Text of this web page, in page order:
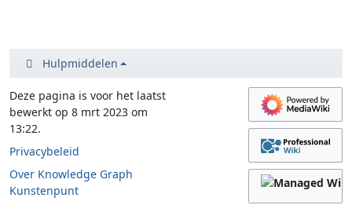
Hulpmiddelen
Deze pagina is voor het laatst
bewerkt op 8 mrt 2023 om
13:22.
Privacybeleid
Over Knowledge Graph
Kunstenpunt